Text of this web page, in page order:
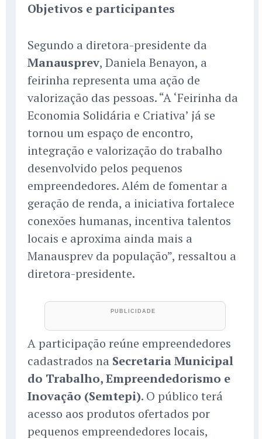
Objetivos e participantes
Segundo a diretora-presidente da
Manausprev, Daniela Benayon, a
feirinha representa uma ação de
valorização das pessoas. “A ‘Feirinha da
Economia Solidária e Criativa’ já se
tornou um espaço de encontro,
integração e valorização do trabalho
desenvolvido pelos pequenos
empreendedores. Além de fomentar a
geração de renda, a iniciativa fortalece
conexões humanas, incentiva talentos
locais e aproxima ainda mais a
Manausprev da população”, ressaltou a
diretora-presidente.
A participação reúne empreendedores
cadastrados na Secretaria Municipal
do Trabalho, Empreendedorismo e
Inovação (Semtepi). O público terá
acesso aos produtos ofertados por
pequenos empreendedores locais,